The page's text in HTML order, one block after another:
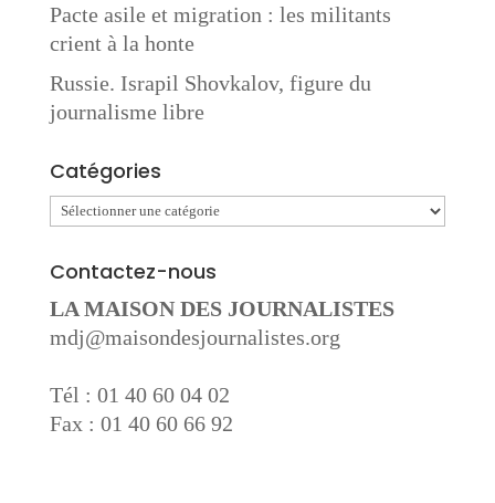
Pacte asile et migration : les militants
crient à la honte
Russie. Israpil Shovkalov, figure du
journalisme libre
Catégories
Catégories
Contactez-nous
LA MAISON DES JOURNALISTES
mdj@maisondesjournalistes.org
Tél : 01 40 60 04 02
Fax : 01 40 60 66 92